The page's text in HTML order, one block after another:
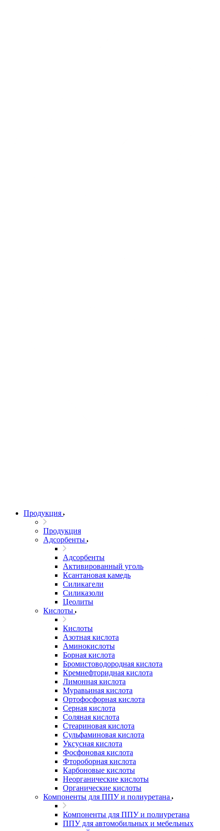
Продукция
Продукция
Адсорбенты
Адсорбенты
Активированный уголь
Ксантановая камедь
Силикагели
Силиказоли
Цеолиты
Кислоты
Кислоты
Азотная кислота
Аминокислоты
Борная кислота
Бромистоводородная кислота
Кремнефторидная кислота
Лимонная кислота
Муравьиная кислота
Ортофосфорная кислота
Серная кислота
Соляная кислота
Стеариновая кислота
Сульфаминовая кислота
Уксусная кислота
Фосфоновая кислота
Фтороборная кислота
Карбоновые кислоты
Неорганические кислоты
Органические кислоты
Компоненты для ППУ и полиуретана
Компоненты для ППУ и полиуретана
ППУ для автомобильных и мебельных